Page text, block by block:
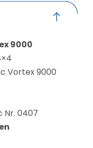
9000
Vortex 9000
Nr. 0407